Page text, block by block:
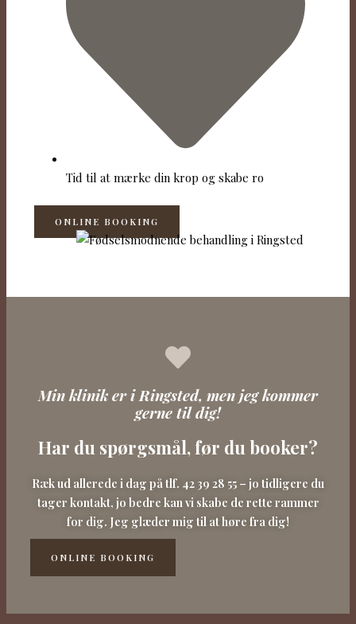
Tid til at mærke din krop og skabe ro
ONLINE BOOKING
Min klinik er i Ringsted, men jeg kommer
gerne til dig!
Har du spørgsmål, før du booker?
Ræk ud allerede i dag på tlf. 42 39 28 55 – jo tidligere du
tager kontakt, jo bedre kan vi skabe de rette rammer
for dig. Jeg glæder mig til at høre fra dig!
ONLINE BOOKING